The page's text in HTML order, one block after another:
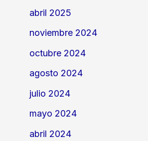
abril 2025
noviembre 2024
octubre 2024
agosto 2024
julio 2024
mayo 2024
abril 2024